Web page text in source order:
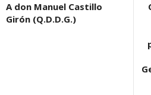
A don Manuel Castillo
Girón (Q.D.D.G.)